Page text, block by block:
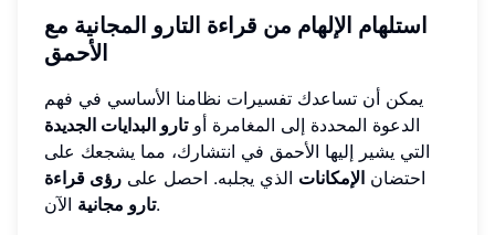
استلهام الإلهام من قراءة التارو المجانية مع
الأحمق
يمكن أن تساعدك تفسيرات نظامنا الأساسي في فهم
الدعوة المحددة إلى المغامرة أوتارو البدايات الجديدة
التي يشير إليها الأحمق في انتشارك، مما يشجعك على
احتضان الإمكانات الذي يجلبه. احصل على رؤى قراءة
تارو مجانيةالآن.